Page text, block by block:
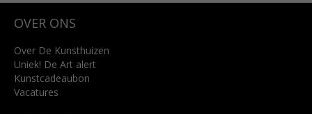
4818 SB Breda
info@kunsthuisbreda.nl
Lees meer
OVER ONS
Over De Kunsthuizen
Uniek! De Art alert
Kunstcadeaubon
Vacatures